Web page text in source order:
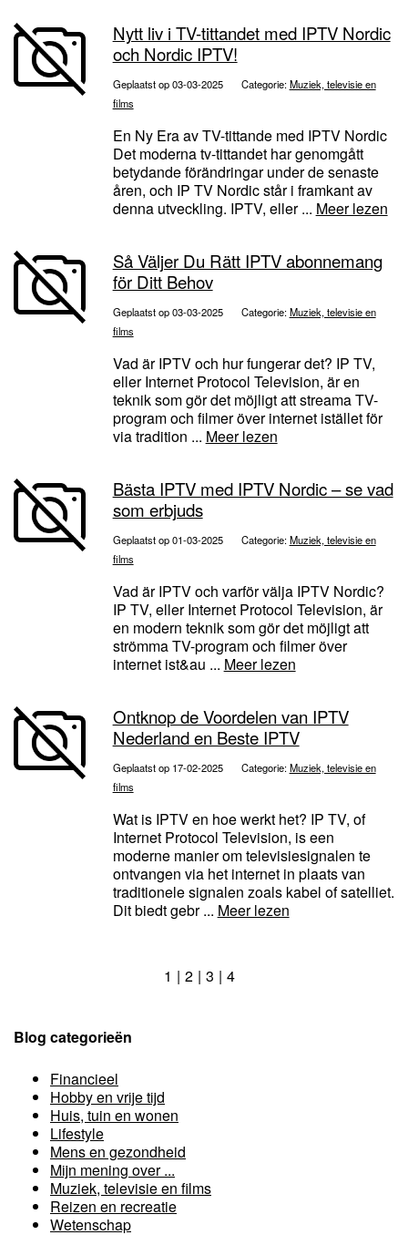
Nytt liv i TV-tittandet med IPTV Nordic
och Nordic IPTV!
Geplaatst op 03-03-2025 Categorie:Muziek, televisie en
films
En Ny Era av TV-tittande med IPTV Nordic
Det moderna tv-tittandet har genomgått
betydande förändringar under de senaste
åren, och IP TV Nordic står i framkant av
denna utveckling. IPTV, eller ... Meer lezen
Så Väljer Du Rätt IPTV abonnemang
för Ditt Behov
Geplaatst op 03-03-2025 Categorie:Muziek, televisie en
films
Vad är IPTV och hur fungerar det? IP TV,
eller Internet Protocol Television, är en
teknik som gör det möjligt att streama TV-
program och filmer över internet istället för
via tradition ... Meer lezen
Bästa IPTV med IPTV Nordic – se vad
som erbjuds
Geplaatst op 01-03-2025 Categorie:Muziek, televisie en
films
Vad är IPTV och varför välja IPTV Nordic?
IP TV, eller Internet Protocol Television, är
en modern teknik som gör det möjligt att
strömma TV-program och filmer över
internet ist&au ... Meer lezen
Ontknop de Voordelen van IPTV
Nederland en Beste IPTV
Geplaatst op 17-02-2025 Categorie:Muziek, televisie en
films
Wat is IPTV en hoe werkt het? IP TV, of
Internet Protocol Television, is een
moderne manier om televisiesignalen te
ontvangen via het internet in plaats van
traditionele signalen zoals kabel of satelliet.
Dit biedt gebr ... Meer lezen
1 2 3 4
Blog categorieën
Financieel
Hobby en vrije tijd
Huis, tuin en wonen
Lifestyle
Mens en gezondheid
Mijn mening over ...
Muziek, televisie en films
Reizen en recreatie
Wetenschap